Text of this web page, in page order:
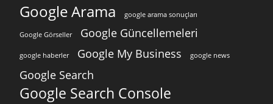
Google Arama google arama sonuçları
Google Görseller Google Güncellemeleri
google haberler Google My Business google news
Google Search
Google Search Console